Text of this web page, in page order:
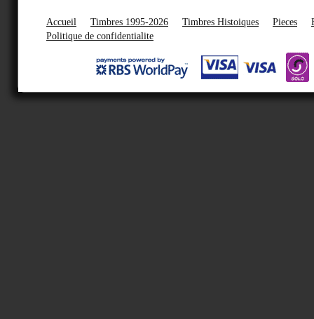
Accueil Timbres 1995-2026 Timbres Histoiques Pieces
Politique de confidentialite